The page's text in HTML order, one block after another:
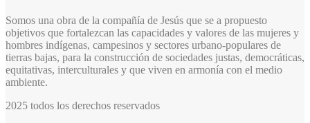
Somos una obra de la compañía de Jesús que se a propuesto
objetivos que fortalezcan las capacidades y valores de las mujeres y
hombres indígenas, campesinos y sectores urbano-populares de
tierras bajas, para la construcción de sociedades justas, democráticas,
equitativas, interculturales y que viven en armonía con el medio
ambiente.
2025 todos los derechos reservados